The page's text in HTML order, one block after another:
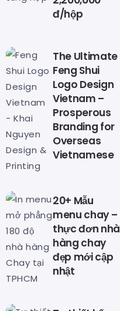
đ/hộp
The Ultimate
Feng Shui
Logo Design
Vietnam –
Prosperous
Branding for
Overseas
Vietnamese
20+ Mẫu
menu chay –
thực đơn nhà
hàng chay
đẹp mới cập
nhật